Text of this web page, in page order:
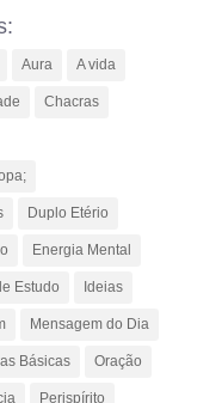
Aura A vida
Chacras
Duplo Etério
Energia Mental
Estudo Ideias
Mensagem do Dia
Básicas Oração
Perispírito